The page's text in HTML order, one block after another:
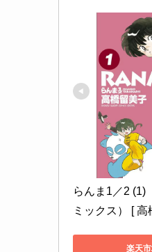
らんま1／2 (1)
ミックス） [ 高
楽天